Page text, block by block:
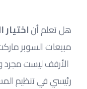
هل تعلم أن
مبيعات السوبر